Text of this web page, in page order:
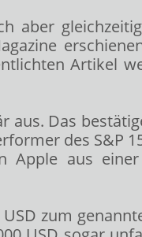
aber
Artikel
Das
des S&P
aus
zum